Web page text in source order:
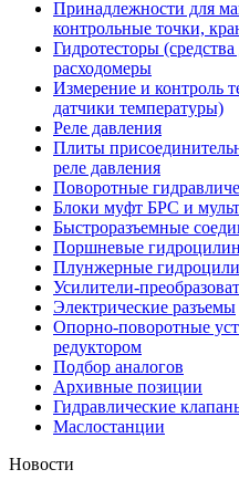
Принадлежности для
контрольные точки,
Гидротесторы
расходомеры
Измерение и контроль
датчики температуры)
Реле давления
Плиты
реле давления
Поворотные
Блоки муфт БРС и
Быстроразъемные
Поршневые
Плунжерные
Усилители-
Электрические разъемы
Опорно-поворотные
редуктором
Подбор аналогов
Архивные позиции
Гидравлические
Маслостанции
Новости